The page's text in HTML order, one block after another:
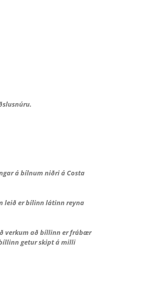
á bílnum niðri á Costa
leið er bílinn látinn reyna
verkum að bíllinn er frábær
getur skipt á milli